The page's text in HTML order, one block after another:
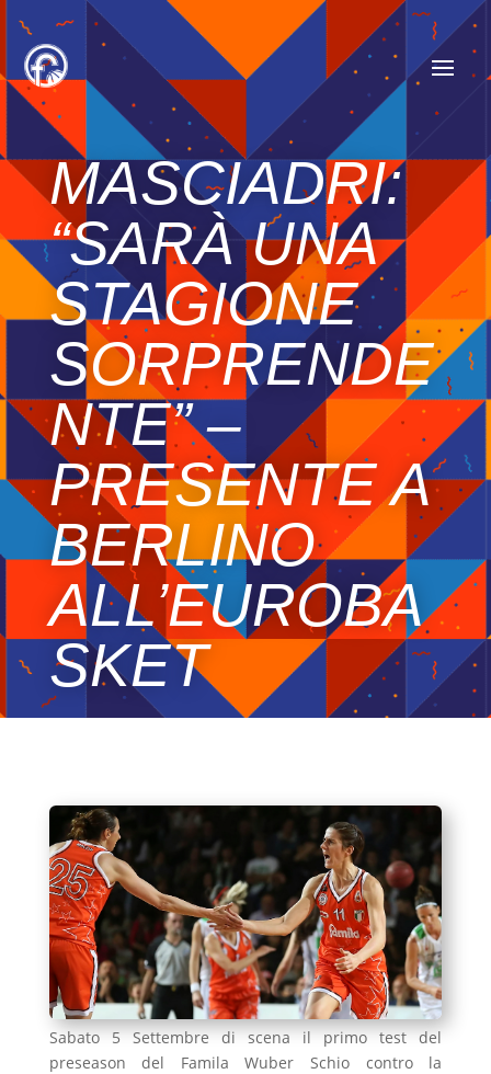
MASCIADRI:
“SARÀ UNA
STAGIONE
SORPRENDE
NTE” –
PRESENTE A
BERLINO
ALL’EUROBA
SKET
Sabato 5 Settembre di scena il primo test del
preseason del Famila Wuber Schio contro la